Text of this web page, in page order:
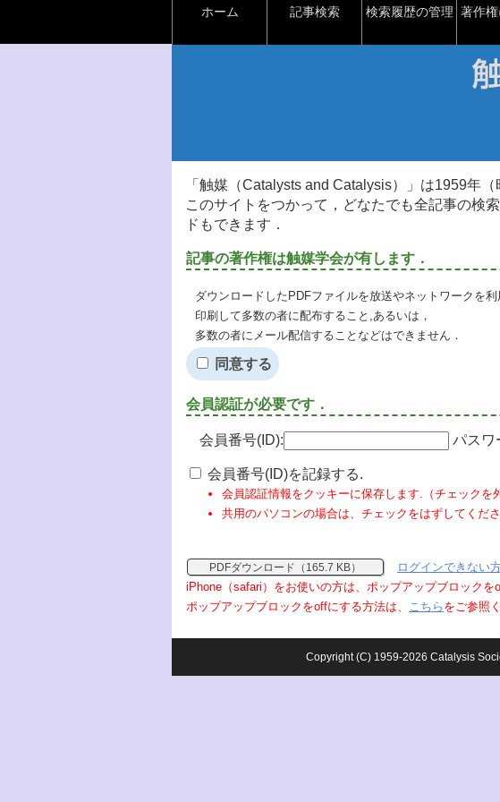
ホーム 記事検索 検索履歴の管理 著作
「触媒（Catalysts and Catalysis）」は1959年
このサイトをつかって，どなたでも全記事の検
ドもできます．
記事の著作権は触媒学会が有します．
ダウンロードしたPDFファイルを放送やネットワークを
印刷して多数の者に配布すること,あるいは，
多数の者にメール配信することなどはできません．
同意する
会員認証が必要です．
会員番号(ID): パスワ
会員番号(ID)を記録する.
会員認証情報をクッキーに保存します.（チェックを
共用のパソコンの場合は、チェックをはずしてくださ
PDFダウンロード（165.7 KB）
ログインできない
iPhone（safari）をお使いの方は、ポップアップブロックを
ポップアップブロックをoffにする方法は、 こちら をご参照
Copyright (C) 1959-2026 Catalysis